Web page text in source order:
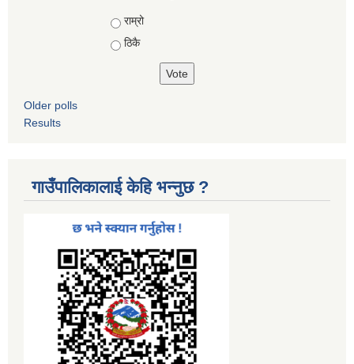
Choices
राम्रो
ठिकै
Older polls
Results
गाउँपालिकालाई केहि भन्नुछ ?